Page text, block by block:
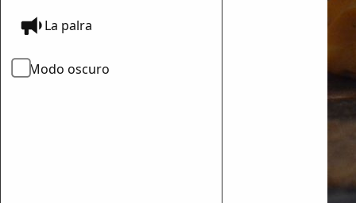
La palra
Modo oscuro